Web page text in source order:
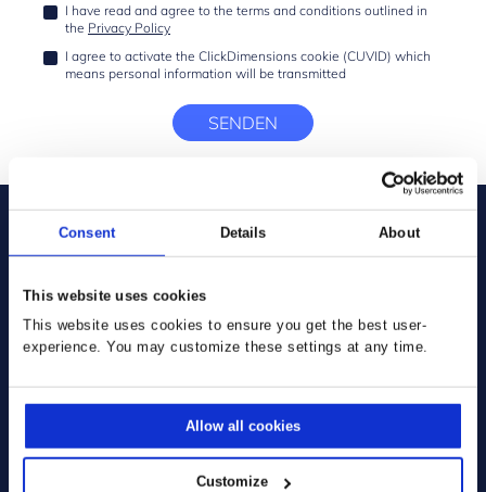
Consent Details About
This website uses cookies
This website uses cookies to ensure you get the best user-
experience. You may customize these settings at any time.
Allow all cookies
Customize
I have read and agree to the terms and conditions outlined in
the Privacy Policy
I agree to activate the ClickDimensions cookie (CUVID) which
means personal information will be transmitted
SENDEN
Sie verwenden bereits unsere
Lösungen: